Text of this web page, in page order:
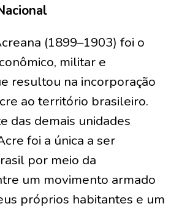
(1899–1903) foi o
militar e
resultou na incorporação
ao território brasileiro.
das demais unidades
foi a única a ser
por meio da
um movimento armado
próprios habitantes e um